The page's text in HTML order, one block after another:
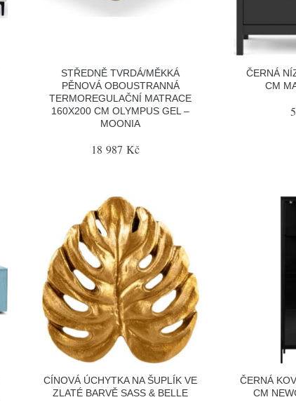
STŘEDNĚ TVRDÁ/MĚKKÁ
PĚNOVÁ OBOUSTRANNÁ
TERMOREGULAČNÍ MATRACE
160X200 CM OLYMPUS GEL –
MOONIA
18 987 Kč
ČERNÁ
CM
CÍNOVÁ ÚCHYTKA NA ŠUPLÍK VE
ZLATÉ BARVĚ SASS & BELLE
ČERNÁ
CM